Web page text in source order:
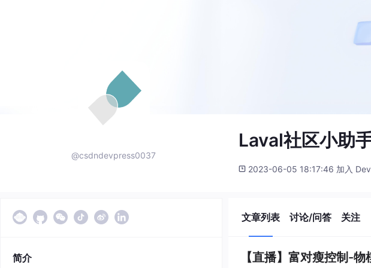
@csdndevpress0037
Laval社区小助
2023-06-05 18:17:46 加入
简介
文章列表 讨论/问答 关注